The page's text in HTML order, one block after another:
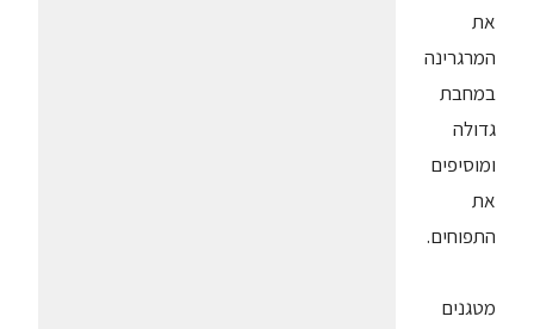
את
המרגרינה
במחבת
גדולה
ומוסיפים
את
התפוחים.
מטגנים